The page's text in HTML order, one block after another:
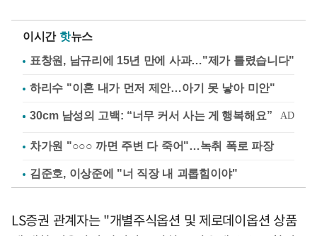
이시간 핫뉴스
표창원, 남규리에 15년 만에 사과…"제가 틀렸습니다"
하리수 "이혼 내가 먼저 제안…아기 못 낳아 미안"
차가원 "○○○ 까면 주변 다 죽어"…녹취 폭로 파장
김준호, 이상준에 "너 직장 내 괴롭힘이야"
LS증권 관계자는 "개별주식옵션 및 제로데이옵션 상품